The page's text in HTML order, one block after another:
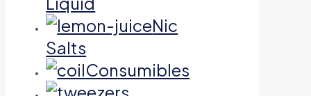
Nic
Salts
Consumibles